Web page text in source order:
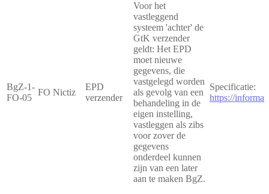
BgZ-1-
FO-05
FO Nictiz
EPD
verzender
Voor het
vastleggend
systeem 'achter' de
GtK verzender
geldt: Het EPD
moet nieuwe
gegevens, die
vastgelegd worden
als gevolg van een
behandeling in de
eigen instelling,
vastleggen als zibs
voor zover de
gegevens
onderdeel kunnen
zijn van een later
aan te maken BgZ.
Specificatie:
https://